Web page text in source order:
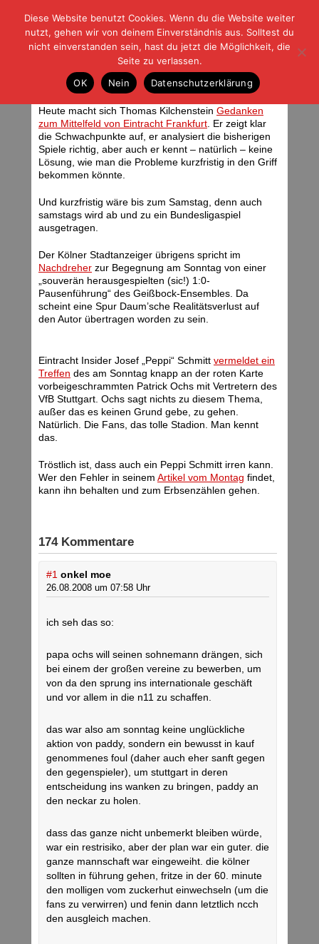
| | |BLOG-GFußball und der Rest
HOME|REGELN|IMPRESSUM |DATENSCHUTZ
Pressesplitter
Dienstag, 26.08.08 | 07:14 Uhr
Heute macht sich Thomas Kilchenstein Gedanken
zum Mittelfeld von Eintracht Frankfurt . Er zeigt klar
die Schwachpunkte auf, er analysiert die bisherigen
Spiele richtig, aber auch er kennt – natürlich – keine
Lösung, wie man die Probleme kurzfristig in den Griff
bekommen könnte.
Und kurzfristig wäre bis zum Samstag, denn auch
samstags wird ab und zu ein Bundesligaspiel
ausgetragen.
Der Kölner Stadtanzeiger übrigens spricht im
Nachdreher zur Begegnung am Sonntag von einer
„souverän herausgespielten (sic!) 1:0-
Pausenführung“ des Geißbock-Ensembles. Da
scheint eine Spur Daum’sche Realitätsverlust auf
den Autor übertragen worden zu sein.
Eintracht Insider Josef „Peppi“ Schmitt vermeldet ein
Treffen des am Sonntag knapp an der roten Karte
vorbeigeschrammten Patrick Ochs mit Vertretern des
VfB Stuttgart. Ochs sagt nichts zu diesem Thema,
außer das es keinen Grund gebe, zu gehen.
Natürlich. Die Fans, das tolle Stadion. Man kennt
das.
Tröstlich ist, dass auch ein Peppi Schmitt irren kann.
Wer den Fehler in seinem Artikel vom Montag findet,
kann ihn behalten und zum Erbsenzählen gehen.
174 Kommentare
#1 onkel moe
26.08.2008 um 07:58 Uhr
ich seh das so:
papa ochs will seinen sohnemann drängen, sich
bei einem der großen vereine zu bewerben, um
von da den sprung ins internationale geschäft
und vor allem in die n11 zu schaffen.
das war also am sonntag keine unglückliche
aktion von paddy, sondern ein bewusst in kauf
genommenes foul (daher auch eher sanft gegen
den gegenspieler), um stuttgart in deren
entscheidung ins wanken zu bringen, paddy an
den neckar zu holen.
dass das ganze nicht unbemerkt bleiben würde,
war ein restrisiko, aber der plan war ein guter. die
ganze mannschaft war eingeweiht. die kölner
sollten in führung gehen, fritze in der 60. minute
den molligen vom zuckerhut einwechseln (um die
fans zu verwirren) und fenin dann letztlich ncch
den ausgleich machen.
Diese Website benutzt Cookies. Wenn du die Website weiter
nutzt, gehen wir von deinem Einverständnis aus. Solltest du
nicht einverstanden sein, hast du jetzt die Möglichkeit, die
Seite zu verlassen.
OK
Nein Datenschutzerklärung